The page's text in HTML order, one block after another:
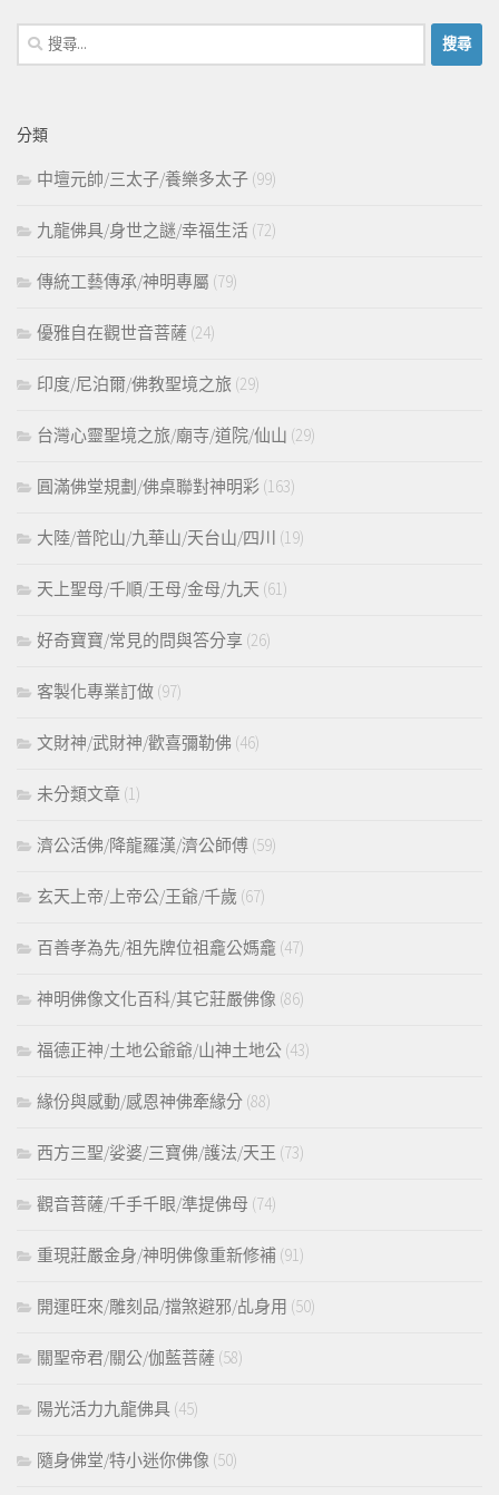
搜
尋
字:
分類
中壇元帥/三太子/養樂多太子 (99)
九龍佛具/身世之謎/幸福生活 (72)
傳統工藝傳承/神明專屬 (79)
優雅自在觀世音菩薩 (24)
印度/尼泊爾/佛教聖境之旅 (29)
台灣心靈聖境之旅/廟寺/道院/仙山 (29)
圓滿佛堂規劃/佛桌聯對神明彩 (163)
大陸/普陀山/九華山/天台山/四川 (19)
天上聖母/千順/王母/金母/九天 (61)
好奇寶寶/常見的問與答分享 (26)
客製化專業訂做 (97)
文財神/武財神/歡喜彌勒佛 (46)
未分類文章 (1)
濟公活佛/降龍羅漢/濟公師傅 (59)
玄天上帝/上帝公/王爺/千歲 (67)
百善孝為先/祖先牌位祖龕公媽龕 (47)
神明佛像文化百科/其它莊嚴佛像 (86)
福德正神/土地公爺爺/山神土地公 (43)
緣份與感動/感恩神佛牽緣分 (88)
西方三聖/娑婆/三寶佛/護法/天王 (73)
觀音菩薩/千手千眼/準提佛母 (74)
重現莊嚴金身/神明佛像重新修補 (91)
開運旺來/雕刻品/擋煞避邪/乩身用 (50)
關聖帝君/關公/伽藍菩薩 (58)
陽光活力九龍佛具 (45)
隨身佛堂/特小迷你佛像 (50)